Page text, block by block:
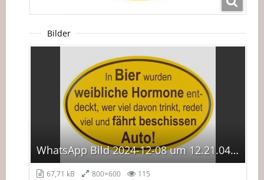
Bilder
WhatsApp Bild 2024-12-08 um 12.21.04_303f3372.jpg
67,71 kB 800×600 115